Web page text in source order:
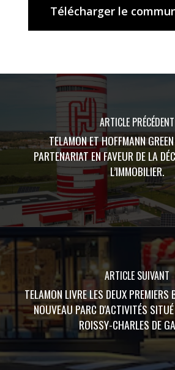
Télécharger le
ARTICLE PRÉCÉDENT
TELAMON ET HOFFMANN
PARTENARIAT EN FAVEUR DE LA
L’IMMOBILIER.
ARTICLE SUIVANT
TELAMON LIVRE LES DEUX PREMIERS
NOUVEAU PARC D'ACTIVITÉS
ROISSY-CHARLES DE